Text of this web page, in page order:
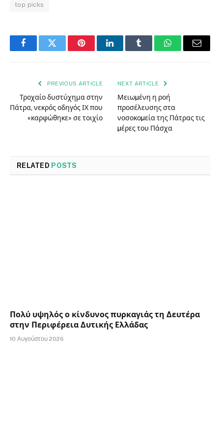
top picks
FacebookTwitter PinterestLinkedInTumblr WhatsAppEmail
PREVIOUS ARTICLE
Τροχαίο δυστύχημα στην
Πάτρα, νεκρός οδηγός ΙΧ που
«καρφώθηκε» σε τοιχίο
NEXT ARTICLE
Μειωµένη η ροή
προσέλευσης στα
νοσοκοµεία της Πάτρας τις
µέρες του Πάσχα
RELATED POSTS
Πολύ υψηλός ο κίνδυνος πυρκαγιάς τη Δευτέρα
στην Περιφέρεια Δυτικής Ελλάδας
10 Αυγούστου 2026